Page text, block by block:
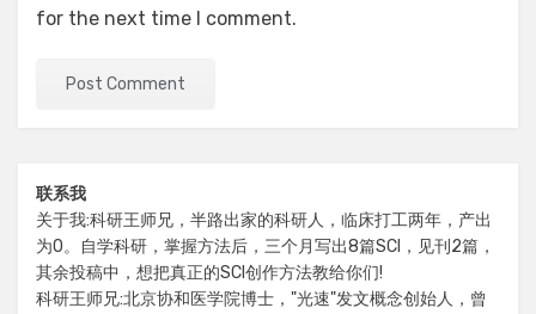
for the next time I comment.
联系我
关于我:科研王师兄，半路出家的科研人，临床打工两年，产出
为0。自学科研，掌握方法后，三个月写出8篇SCI，见刊2篇，
其余投稿中，想把真正的SCI创作方法教给你们!
科研王师兄:北京协和医学院博士，"光速"发文概念创始人，曾